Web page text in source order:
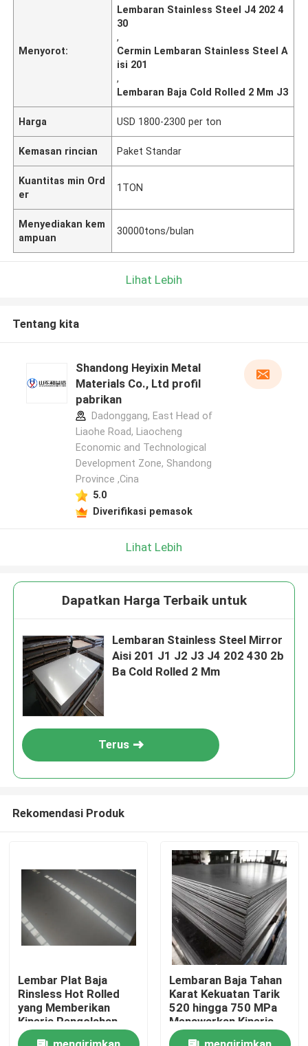
Produk
Tentang kita
Menyorot:
Lembaran Stainless Steel J4 202 4
30
,
Cermin Lembaran Stainless Steel A
isi 201
,
Lembaran Baja Cold Rolled 2 Mm J3
Harga USD 1800-2300 per ton
Kemasan rincian Paket Standar
Kuantitas min Ord
er
1TON
Menyediakan kem
ampuan
30000tons/bulan
Lihat Lebih
Tentang kita
Shandong Heyixin Metal
Materials Co., Ltd profil
pabrikan
Dadonggang, East Head of
Liaohe Road, Liaocheng
Economic and Technological
Development Zone, Shandong
Province ,Cina
5.0
Diverifikasi pemasok
Lihat Lebih
Dapatkan Harga Terbaik untuk
Lembaran Stainless Steel Mirror
Aisi 201 J1 J2 J3 J4 202 430 2b
Ba Cold Rolled 2 Mm
Terus
Rekomendasi Produk
Lembar Plat Baja
Rinsless Hot Rolled
yang Memberikan
Kinerja Pengolahan
yang Luar Biasa dan
Lembaran Baja Tahan
Karat Kekuatan Tarik
520 hingga 750 MPa
Menawarkan Kinerja
Pemrosesan yang